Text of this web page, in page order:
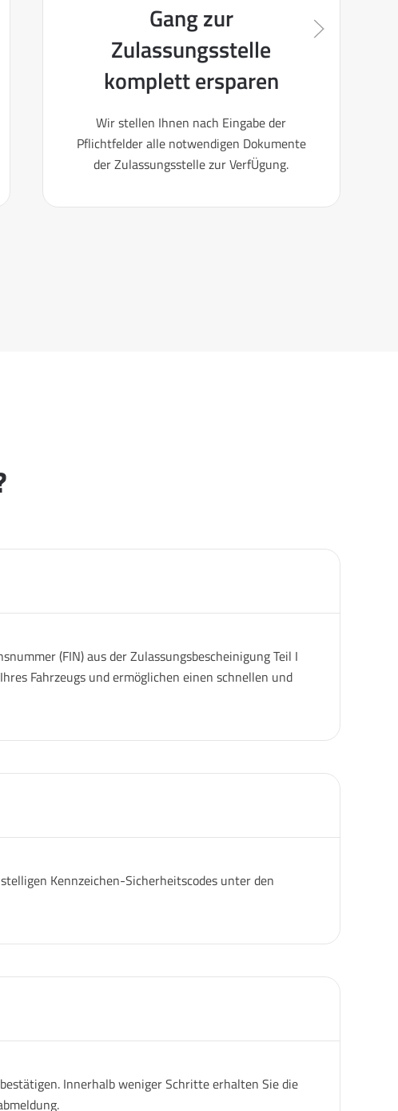
Gang zur
Zulassungsstelle
komplett ersparen
Wir stellen Ihnen nach Eingabe der
Pflichtfelder alle notwendigen Dokumente
der Zulassungsstelle zur VerfÜgung.
(FIN) aus der Zulassungsbescheinigung Teil I
Fahrzeugs und ermöglichen einen schnellen und
Kennzeichen-Sicherheitscodes unter den
Innerhalb weniger Schritte erhalten Sie die